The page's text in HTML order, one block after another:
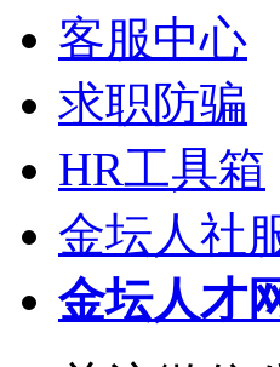
客服中心
求职防骗
HR工具箱
金坛人社
金坛人才